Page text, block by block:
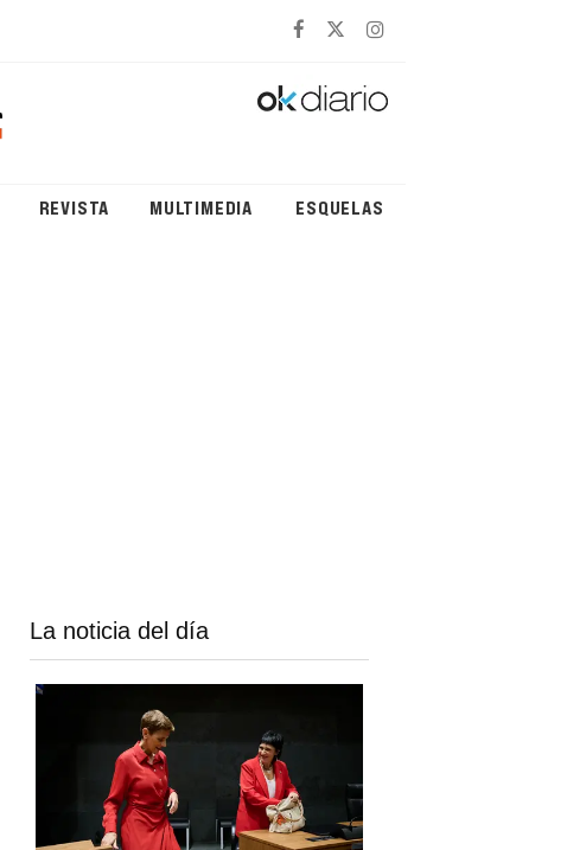
REVISTA MULTIMEDIA ESQUELAS
La noticia del día